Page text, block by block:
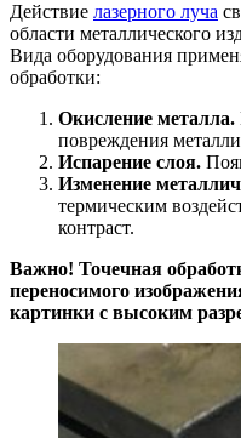
Действие лазерного луча
области металлического
Вида оборудования
обработки:
Окисление металла.
повреждения
Испарение слоя.
Изменение
термическим
контраст.
Важно! Точечная
переносимого
картинки с высоким